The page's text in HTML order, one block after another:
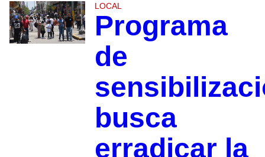
LOCAL
Programa
de
busca
erradicar la